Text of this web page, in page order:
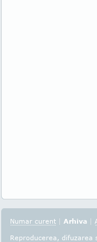
Numar curent | Arhiva |
Reproducerea,